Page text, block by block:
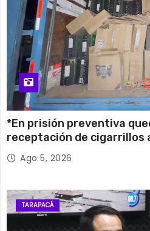
*En prisión preventiva
receptación de cigarrillos
millones*
Ago 5, 2026
TARAPACÁ